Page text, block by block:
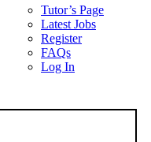
Tutor’s Page
Latest Jobs
Register
FAQs
Log In